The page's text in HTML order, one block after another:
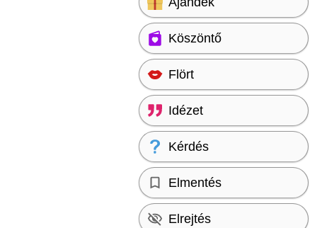
Köszöntő
Flört
Idézet
Kérdés
Elmentés
Elrejtés